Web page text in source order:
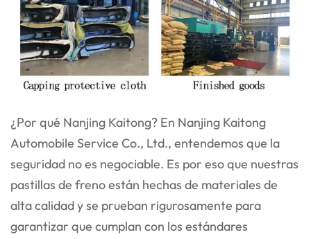
¿Por qué Nanjing Kaitong? En Nanjing Kaitong
Automobile Service Co., Ltd., entendemos que la
seguridad no es negociable. Es por eso que nuestras
pastillas de freno están hechas de materiales de
alta calidad y se prueban rigurosamente para
garantizar que cumplan con los estándares